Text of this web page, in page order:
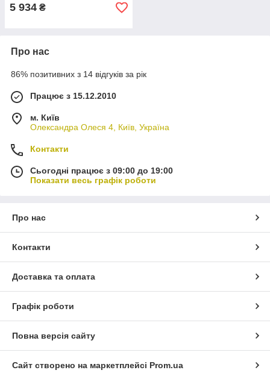
5 934 ₴
Про нас
86% позитивних з 14 відгуків за рік
Працює з 15.12.2010
м. Київ
Олександра Олеся 4, Київ, Україна
Контакти
Сьогодні працює з 09:00 до 19:00
Показати весь графік роботи
Про нас
Контакти
Доставка та оплата
Графік роботи
Повна версія сайту
Сайт створено на маркетплейсі Prom.ua